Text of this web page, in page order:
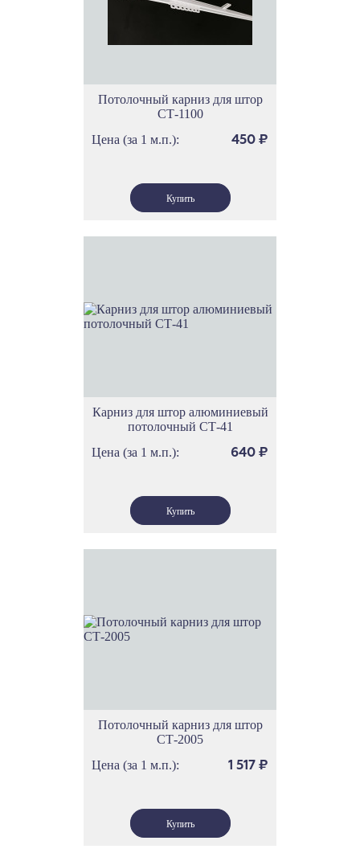
Потолочный карниз для штор
СТ-1100
Цена (за 1 м.п.):
450 ₽
Карниз для штор алюминиевый
потолочный СТ-41
Цена (за 1 м.п.):
640 ₽
Потолочный карниз для штор
СТ-2005
Цена (за 1 м.п.):
1 517 ₽